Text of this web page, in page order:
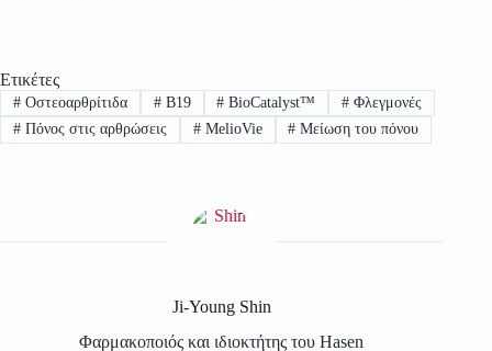
Ετικέτες
#Οστεοαρθρίτιδα #B19 # BioCatalyst™ # Φλεγμονές
#Πόνος στις αρθρώσεις #MelioVie # Μείωση του πόνου
Ji-Young Shin
Φαρμακοποιός και ιδιοκτήτης του Hasen